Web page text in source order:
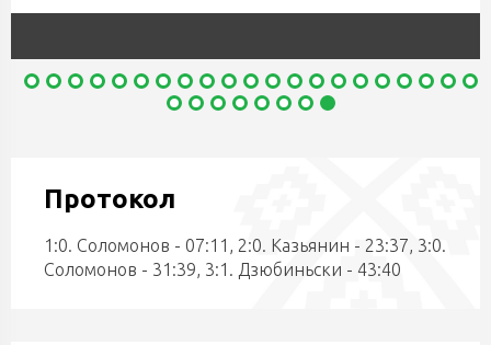
Протокол
1:0. Соломонов - 07:11, 2:0. Казьянин - 23:37, 3:0.
Соломонов - 31:39, 3:1. Дзюбиньски - 43:40